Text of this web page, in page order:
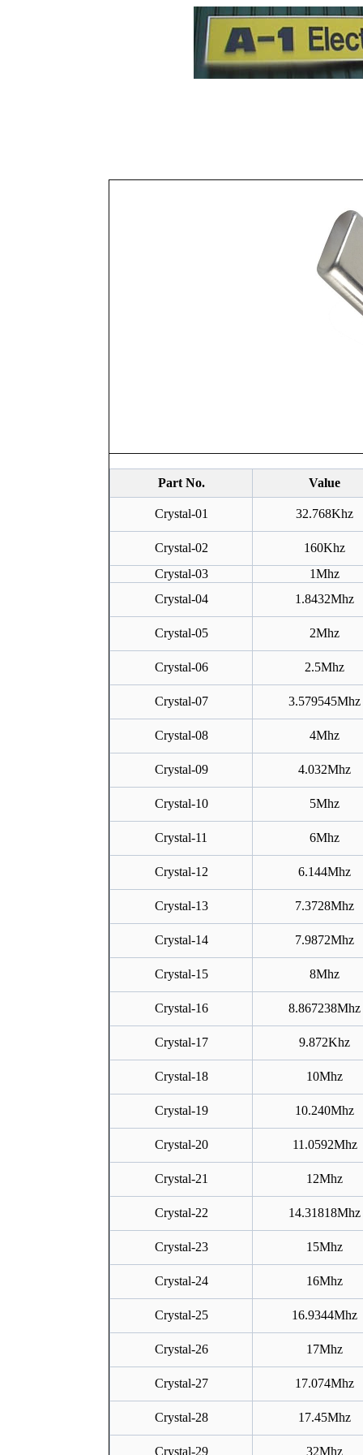
Part No. Value
Crystal-01 32.768Khz
Crystal-02
160Khz
Crystal-03
1Mhz
Crystal-04 1.8432Mhz
Crystal-05 2Mhz
Crystal-06 2.5Mhz
Crystal-07 3.579545Mhz
Crystal-08 4Mhz
Crystal-09 4.032Mhz
Crystal-10 5Mhz
Crystal-11 6Mhz
Crystal-12 6.144Mhz
Crystal-13 7.3728Mhz
Crystal-14 7.9872Mhz
Crystal-15 8Mhz
Crystal-16 8.867238Mhz
Crystal-17 9.872Khz
Crystal-18 10Mhz
Crystal-19 10.240Mhz
Crystal-20 11.0592Mhz
Crystal-21 12Mhz
Crystal-22 14.31818Mhz
Crystal-23 15Mhz
Crystal-24 16Mhz
Crystal-25 16.9344Mhz
Crystal-26 17Mhz
Crystal-27 17.074Mhz
Crystal-28 17.45Mhz
Crystal-29 32Mhz